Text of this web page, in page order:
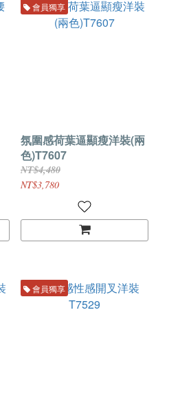
會員獨享
氛圍感荷葉逼顯瘦洋裝(兩
色)T7607
NT$4,480
NT$3,780
會員獨享